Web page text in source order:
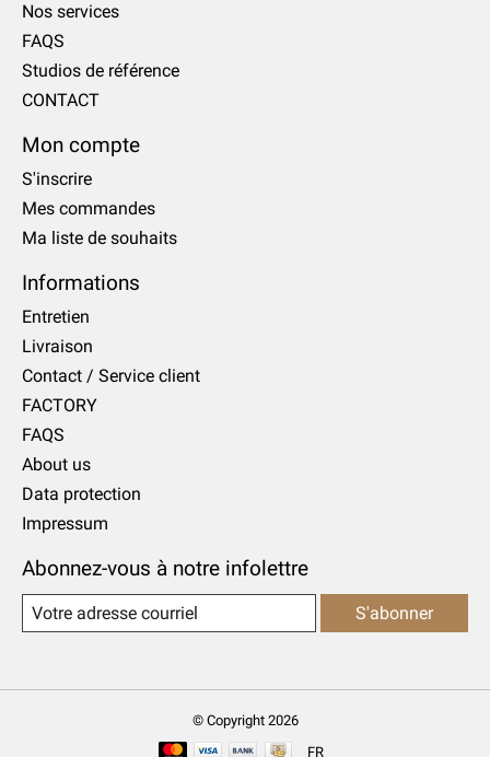
Nos services
FAQS
Studios de référence
CONTACT
Mon compte
S'inscrire
Mes commandes
Ma liste de souhaits
Informations
Entretien
Livraison
Contact / Service client
FACTORY
FAQS
About us
Data protection
Impressum
Abonnez-vous à notre infolettre
S'abonner
© Copyright 2026
FR